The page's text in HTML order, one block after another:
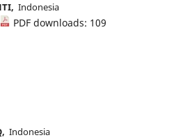
Indonesia
PDF downloads: 109
Indonesia